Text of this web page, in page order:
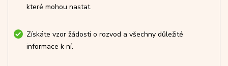
které mohou nastat.
Získáte vzor žádosti o rozvod a všechny důležité
informace k ní.